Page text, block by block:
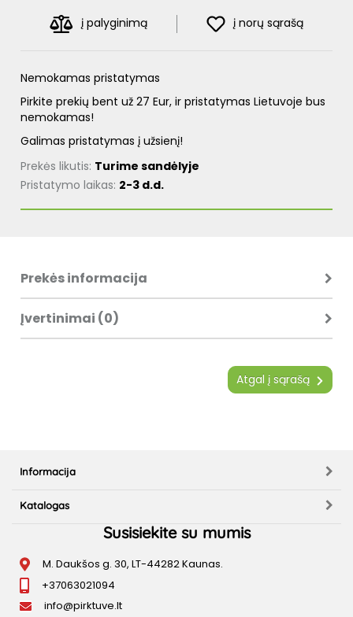
į palyginimą į norų sąrašą
Nemokamas pristatymas
Pirkite prekių bent už 27 Eur, ir pristatymas Lietuvoje bus
nemokamas!
Galimas pristatymas į užsienį!
Prekės likutis: Turime sandėlyje
Pristatymo laikas: 2-3 d.d.
Prekės informacija
Įvertinimai (0)
Atgal į sąrašą
Informacija
Katalogas
Susisiekite su mumis
M. Daukšos g. 30, LT-44282 Kaunas.
+37063021094
info@pirktuve.lt